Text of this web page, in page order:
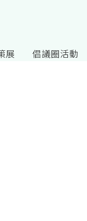
展 倡議圈活動